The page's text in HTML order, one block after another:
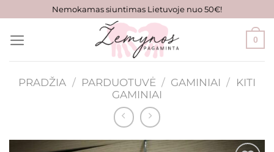
content
Nemokamas siuntimas Lietuvoje nuo 50€!
0
PRADŽIA / PARDUOTUVĖ / GAMINIAI / KITI
GAMINIAI